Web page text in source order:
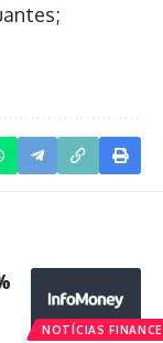
NOTÍCIAS